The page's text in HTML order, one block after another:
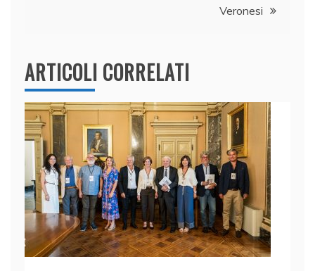
Veronesi
ARTICOLI CORRELATI